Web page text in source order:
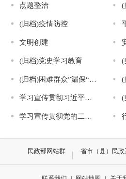
点题整治 (
(归档)疫情防控
文明创建
(归档)党史学习教育 (
(归档)困难群众”漏保“”漏救“问题点题整治工作 (
学习宣传贯彻习近平新时代中国特色社会主义思想 (
学习宣传贯彻党的二十大精神
民政部网站群 省市（县）民政